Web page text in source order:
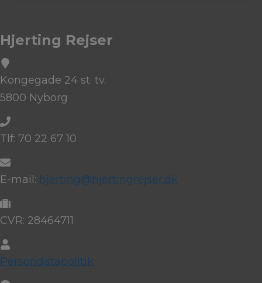
Hjerting Rejser
Kongegade 24 st. tv.
5800 Nyborg
Tlf: 70 22 67 10
E-mail: hjerting@hjertingrejser.dk
CVR: 28464711
Persondatapolitik